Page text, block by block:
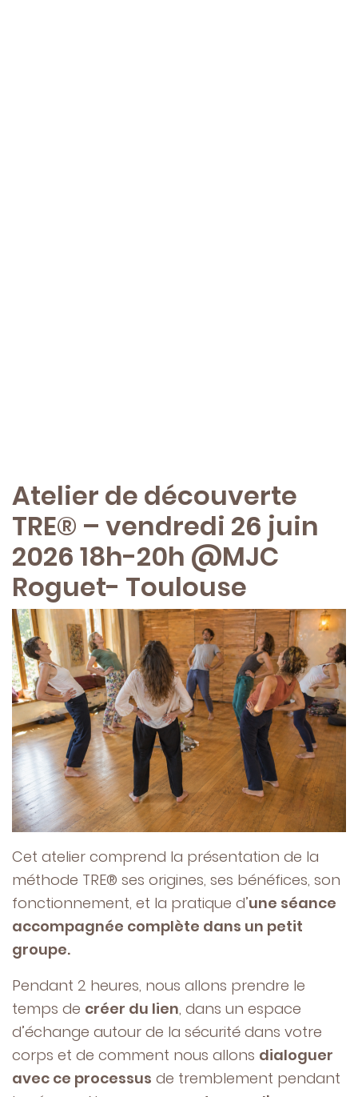
Atelier de découverte
TRE® – vendredi 26 juin
2026 18h-20h @MJC
Roguet- Toulouse
Cet atelier comprend la présentation de la
méthode TRE® ses origines, ses bénéfices, son
fonctionnement, et la pratique d’une séance
accompagnée complète dans un petit
groupe.
Pendant 2 heures, nous allons prendre le
temps de créer du lien, dans un espace
d’échange autour de la sécurité dans votre
corps et de comment nous allons dialoguer
avec ce processus de tremblement pendant